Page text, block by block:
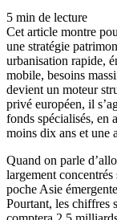
5 min de lecture
Cet article montre
une stratégie
urbanisation rapide,
mobile, besoins
devient un moteur
privé européen, il
fonds spécialisés, en
moins dix ans et une
Quand on parle
largement
poche Asie
Pourtant, les chiffres